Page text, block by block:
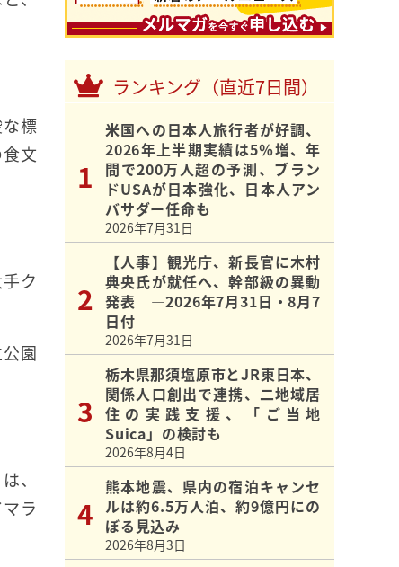
標
文
ク
園
、
ラ
ランキング（直近7日間）
米国への日本人旅行者が好調、
2026年上半期実績は5％増、年
間で200万人超の予測、ブラン
ドUSAが日本強化、日本人アン
バサダー任命も
2026年7月31日
【人事】観光庁、新長官に木村
典央氏が就任へ、幹部級の異動
発表 ―2026年7月31日・8月7
日付
2026年7月31日
栃木県那須塩原市とJR東日本、
関係人口創出で連携、二地域居
住の実践支援、「ご当地
Suica」の検討も
2026年8月4日
熊本地震、県内の宿泊キャンセ
ルは約6.5万人泊、約9億円にの
ぼる見込み
2026年8月3日